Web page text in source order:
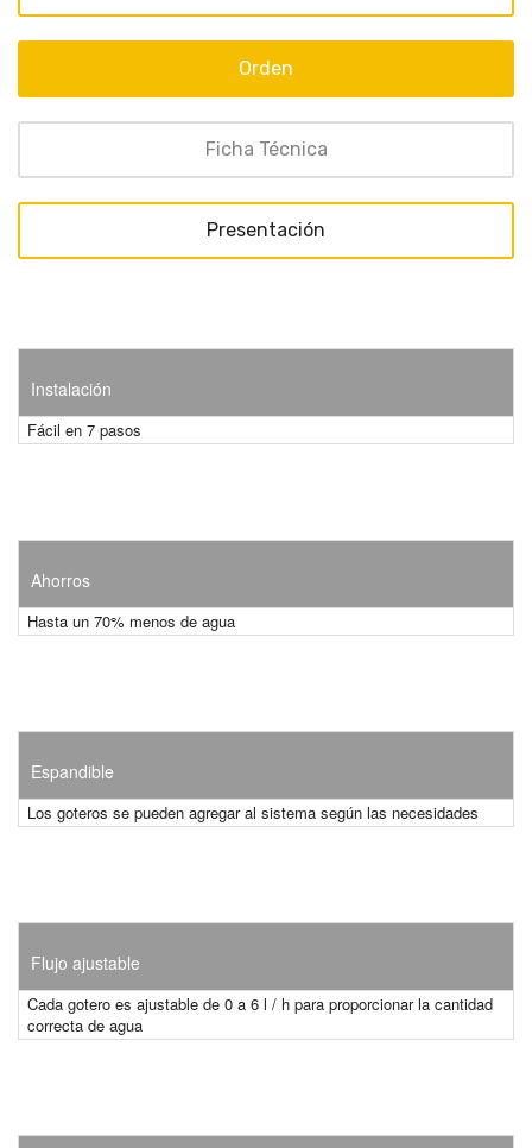
Orden
Ficha Técnica
Presentación
Instalación
Fácil en 7 pasos
Ahorros
Hasta un 70% menos de agua
Espandible
Los goteros se pueden agregar al sistema según las necesidades
Flujo ajustable
Cada gotero es ajustable de 0 a 6 l / h para proporcionar la cantidad
correcta de agua